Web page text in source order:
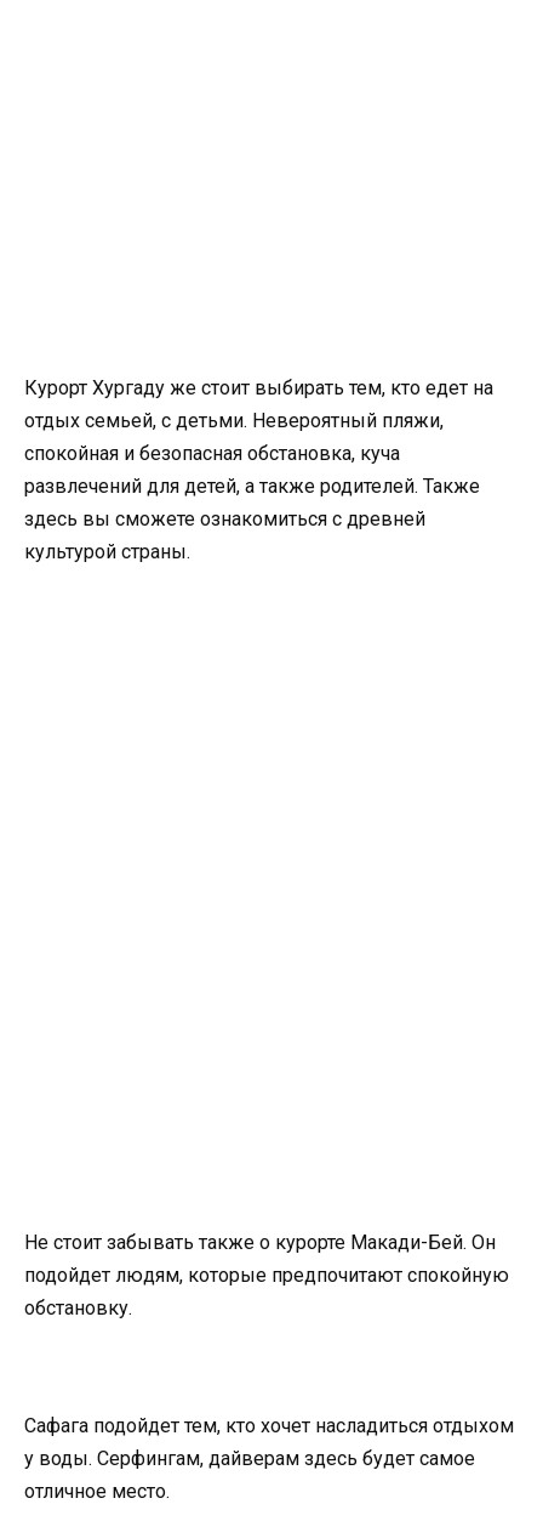
Курорт Хургаду же стоит выбирать тем, кто едет на
отдых семьей, с детьми. Невероятный пляжи,
спокойная и безопасная обстановка, куча
развлечений для детей, а также родителей. Также
здесь вы сможете ознакомиться с древней
культурой страны.
Не стоит забывать также о курорте Макади-Бей. Он
подойдет людям, которые предпочитают спокойную
обстановку.
Сафага подойдет тем, кто хочет насладиться отдыхом
у воды. Серфингам, дайверам здесь будет самое
отличное место.